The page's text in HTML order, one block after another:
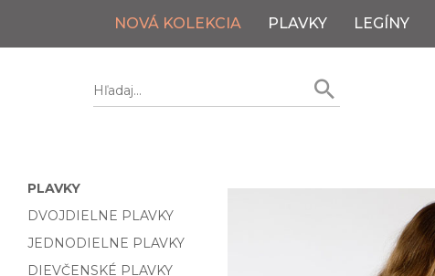
NOVÁ KOLEKCIA PLAVKY LEGÍNY
PLAVKY
DVOJDIELNE PLAVKY
JEDNODIELNE PLAVKY
DIEVČENSKÉ PLAVKY